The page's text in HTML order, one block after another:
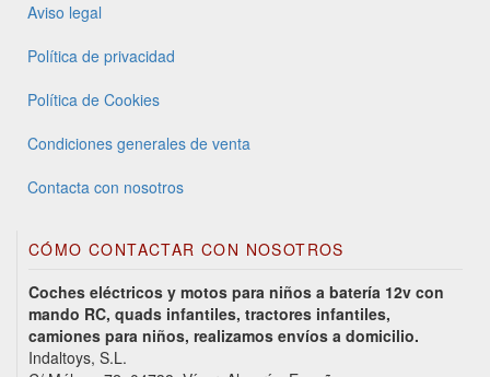
Aviso legal
Política de privacidad
Política de Cookies
Condiciones generales de venta
Contacta con nosotros
CÓMO CONTACTAR CON NOSOTROS
Coches eléctricos y motos para niños a batería 12v con
mando RC, quads infantiles, tractores infantiles,
camiones para niños, realizamos envíos a domicilio.
Indaltoys, S.L.